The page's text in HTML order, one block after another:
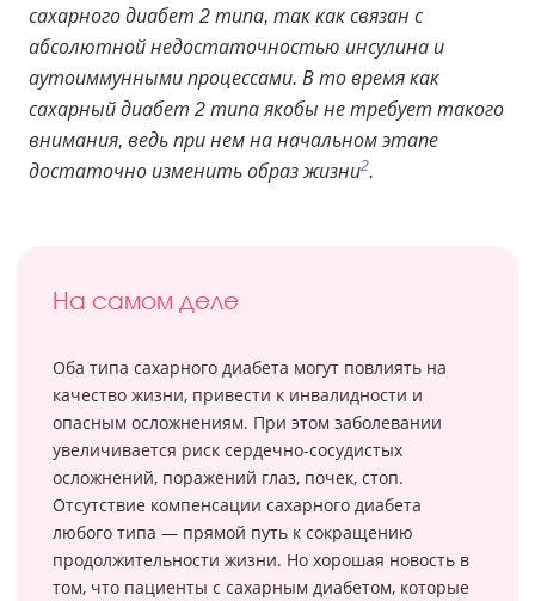
сахарного диабет 2 типа, так как связан с
абсолютной недостаточностью инсулина и
аутоиммунными процессами. В то время как
сахарный диабет 2 типа якобы не требует такого
внимания, ведь при нем на начальном этапе
достаточно изменить образ жизни2.
На самом деле
Оба типа сахарного диабета могут повлиять на
качество жизни, привести к инвалидности и
опасным осложнениям. При этом заболевании
увеличивается риск сердечно-сосудистых
осложнений, поражений глаз, почек, стоп.
Отсутствие компенсации сахарного диабета
любого типа — прямой путь к сокращению
продолжительности жизни. Но хорошая новость в
том, что пациенты с сахарным диабетом, которые